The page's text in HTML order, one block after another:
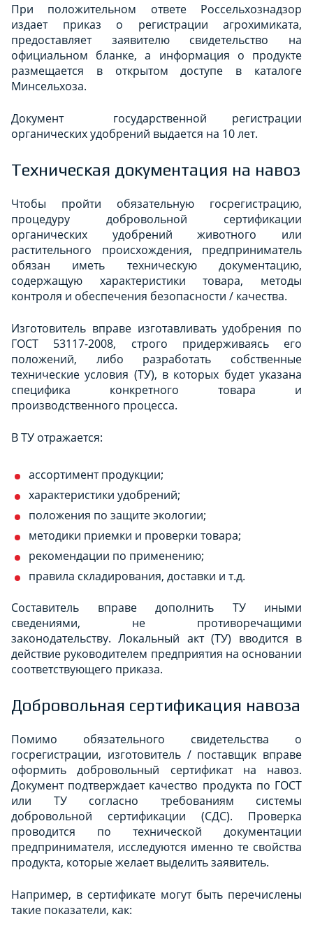
При положительном ответе Россельхознадзор
издает приказ о регистрации агрохимиката,
предоставляет заявителю свидетельство на
официальном бланке, а информация о продукте
размещается в открытом доступе в каталоге
Минсельхоза.
Документ государственной регистрации
органических удобрений выдается на 10 лет.
Техническая документация на навоз
Чтобы пройти обязательную госрегистрацию,
процедуру добровольной сертификации
органических удобрений животного или
растительного происхождения, предприниматель
обязан иметь техническую документацию,
содержащую характеристики товара, методы
контроля и обеспечения безопасности / качества.
Изготовитель вправе изготавливать удобрения по
ГОСТ 53117-2008, строго придерживаясь его
положений, либо разработать собственные
технические условия (ТУ), в которых будет указана
специфика конкретного товара и
производственного процесса.
В ТУ отражается:
ассортимент продукции;
характеристики удобрений;
положения по защите экологии;
методики приемки и проверки товара;
рекомендации по применению;
правила складирования, доставки и т.д.
Составитель вправе дополнить ТУ иными
сведениями, не противоречащими
законодательству. Локальный акт (ТУ) вводится в
действие руководителем предприятия на основании
соответствующего приказа.
Добровольная сертификация навоза
Помимо обязательного свидетельства о
госрегистрации, изготовитель / поставщик вправе
оформить добровольный сертификат на навоз.
Документ подтверждает качество продукта по ГОСТ
или ТУ согласно требованиям системы
добровольной сертификации (СДС). Проверка
проводится по технической документации
предпринимателя, исследуются именно те свойства
продукта, которые желает выделить заявитель.
Например, в сертификате могут быть перечислены
такие показатели, как: